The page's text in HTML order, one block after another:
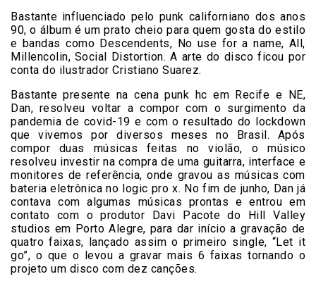
Bastante influenciado pelo punk californiano dos anos
90, o álbum é um prato cheio para quem gosta do estilo
e bandas como Descendents, No use for a name, All,
Millencolin, Social Distortion. A arte do disco ficou por
conta do ilustrador Cristiano Suarez.
Bastante presente na cena punk hc em Recife e NE,
Dan, resolveu voltar a compor com o surgimento da
pandemia de covid-19 e com o resultado do lockdown
que vivemos por diversos meses no Brasil. Após
compor duas músicas feitas no violão, o músico
resolveu investir na compra de uma guitarra, interface e
monitores de referência, onde gravou as músicas com
bateria eletrônica no logic pro x. No fim de junho, Dan já
contava com algumas músicas prontas e entrou em
contato com o produtor Davi Pacote do Hill Valley
studios em Porto Alegre, para dar início a gravação de
quatro faixas, lançado assim o primeiro single, “Let it
go”, o que o levou a gravar mais 6 faixas tornando o
projeto um disco com dez canções.